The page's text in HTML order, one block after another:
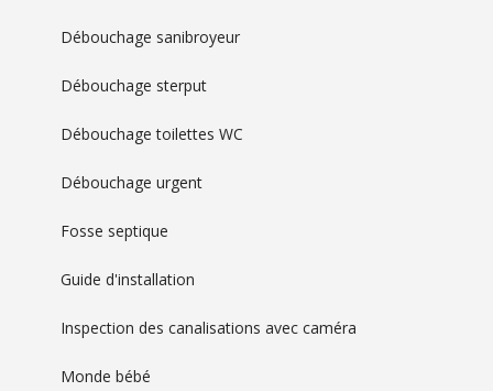
Débouchage sanibroyeur
Débouchage sterput
Débouchage toilettes WC
Débouchage urgent
Fosse septique
Guide d'installation
Inspection des canalisations avec caméra
Monde bébé